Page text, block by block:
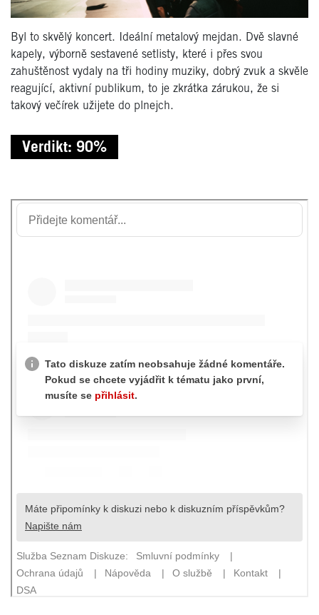
Byl to skvělý koncert. Ideální metalový mejdan. Dvě slavné
kapely, výborně sestavené setlisty, které i přes svou
zahuštěnost vydaly na tři hodiny muziky, dobrý zvuk a skvěle
reagující, aktivní publikum, to je zkrátka zárukou, že si
takový večírek užijete do plnejch.
Verdikt: 90%